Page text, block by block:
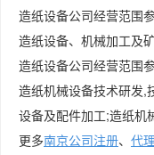
造纸设备公司经营范围
造纸设备、机械加工及
造纸设备公司经营范围
造纸机械设备技术研发,
设备及配件加工;造纸机
更多南京公司注册、 代